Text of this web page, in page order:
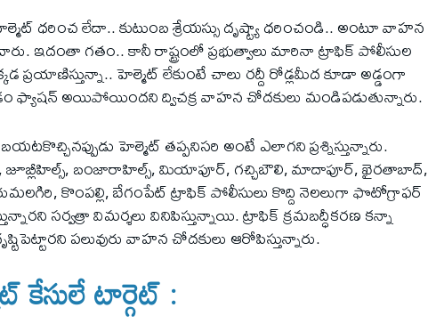
ధరించ లేదా.. కుటుంబ శ్రేయస్సు దృష్ట్యా ధరించండి.. అంటూ వాహన
ఇదంతా గతం.. కానీ రాష్ట్రంలో ప్రభుత్వాలు మారినా ట్రాఫిక్‌ పోలీసుల
ప్రయాణిస్తున్నా.. హెల్మెట్‌ లేకుంటే చాలు రద్దీ రోడ్లమీద కూడా అడ్డంగా
ఫ్యాషన్‌ అయిపోయిందని ద్విచక్ర వాహన చోదకులు మండిపడుతున్నారు.
హెల్మెట్‌ తప్పనిసరి అంటే ఎలాగని ప్రశ్నిస్తున్నారు.
జూబ్లీహిల్స్‌, బంజారాహిల్స్‌, మియాపూర్‌, గచ్చిబౌలి, మాదాపూర్‌, ఖైరతాబాద్‌,
కొంపల్లి, బేగంపేట్‌ ట్రాఫిక్‌ పోలీసులు కొద్ది నెలలుగా ఫొటోగ్రాఫర్‌
సర్వత్రా విమర్శలు వినిపిస్తున్నాయి. ట్రాఫిక్‌ క్రమబద్ధీకరణ కన్నా
పలువురు వాహన చోదకులు ఆరోపిస్తున్నారు.
కేసులే టార్గెట్‌ :